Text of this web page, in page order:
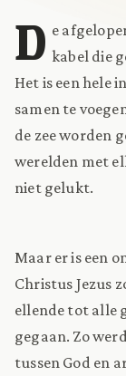
D e
kabel die
Het is een hele
samen te
de zee worden
werelden met
niet gelukt.
Maar er is een
Christus Jezus
ellende tot alle
gegaan. Zo
tussen God en